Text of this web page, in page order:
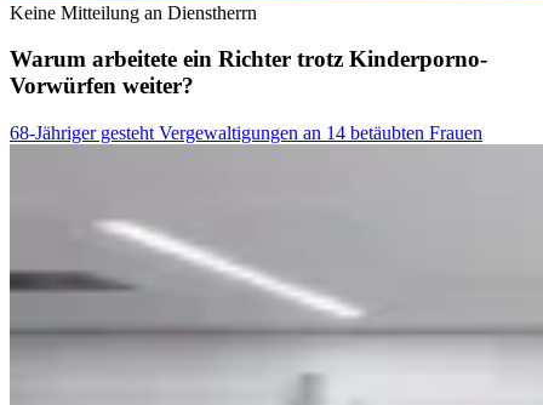
Keine Mitteilung an Dienstherrn
Warum arbeitete ein Richter trotz Kinderporno-
Vorwürfen weiter?
68-Jähriger gesteht Vergewaltigungen an 14 betäubten Frauen